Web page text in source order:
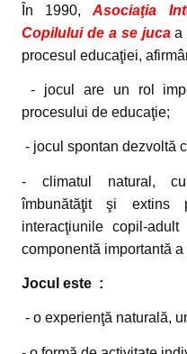
În 1990,Asociaţia
Copilului de a se juca a
procesul educaţiei,
- jocul are un rol
procesului de educaţie;
- jocul spontan dezvoltă
- climatul natural,
îmbunătăţit şi
interacţiunile copil-
componentă importantă
Jocul este :
- o experienţă naturală,